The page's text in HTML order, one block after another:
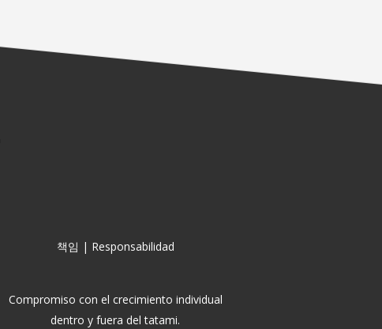
책임 | Responsabilidad
Compromiso con el crecimiento individual
dentro y fuera del tatami.